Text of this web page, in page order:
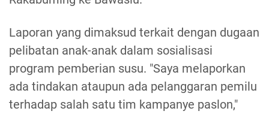
Laporan yang dimaksud terkait dengan dugaan
pelibatan anak-anak dalam sosialisasi
program pemberian susu. "Saya melaporkan
ada tindakan ataupun ada pelanggaran pemilu
terhadap salah satu tim kampanye paslon,"